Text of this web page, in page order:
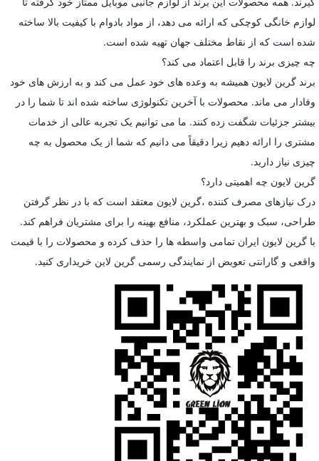
لوازم خانگی کوچکی که ارائه می دهد، از مواد بادوام با کیفیت بالا ساخته
شده است که از نقاط مختلف جهان تهیه شده است.
چه چیزی برند را قابل اعتماد می کند؟
برند گرین لایون همیشه به وعده های خود عمل می کند و به ارزش های خود
وفادار می ماند. محصولات با آخرین تکنولوژی ساخته شده اند تا شما را در
بیشتر جزئیات شگفت زده کنند. ما می توانیم یک تجربه عالی از خدمات
مشتری را ارائه دهیم زیرا دقیقاً می دانیم که شما از یک محصول به چه
چیزی نیاز دارید.
گرین لایون چه اهمیتی دارد؟
درک نیازهای مصرف کننده ،گرین لایون معتقد است که با در نظر گرفتن
طراحی، سبک و بهترین عملکرد، منافع بهینه را برای مشتریان فراهم کند.
با گرین لایون ایران تمامی واسطه ها را حذف کرده و محصولات را با قیمت
واقعی و گارانتی تعویض از نمایندگی رسمی گرین لاین خریداری کنید.